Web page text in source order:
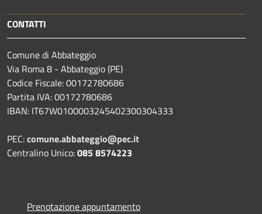
CONTATTI
Comune di Abbateggio
Via Roma 8 - Abbateggio (PE)
Codice Fiscale: 00172780686
Partita IVA: 00172780686
IBAN: IT67W0100003245402300304333
PEC:comune.abbateggio@pec.it
Centralino Unico:085 8574223
Prenotazione appuntamento